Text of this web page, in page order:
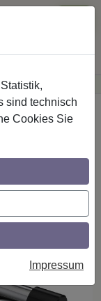
· Sichere Zahlung
20 mm Ø,
Chrom /
sind technisch
Cookies Sie
Impressum